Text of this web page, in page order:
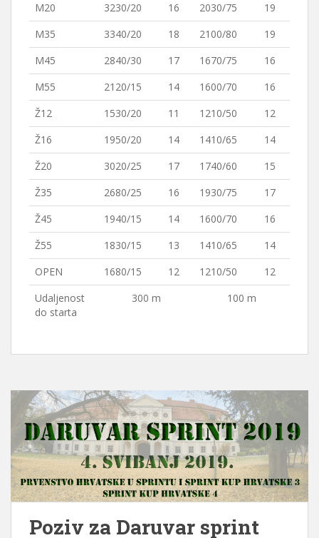
M20
3230/20 16 2030/75
19
M35
3340/20 18 2100/80
19
M45
2840/30 17 1670/75
16
M55
2120/15 14 1600/70
16
Ž12
1530/20 11 1210/50
12
Ž16
1950/20 14 1410/65
14
Ž20
3020/25 17 1740/60
15
Ž35
2680/25 16 1930/75
17
Ž45
1940/15 14 1600/70
16
Ž55
1830/15 13 1410/65
14
OPEN
1680/15 12 1210/50
12
Udaljenost
do starta
300 m 100 m
Poziv za Daruvar sprint